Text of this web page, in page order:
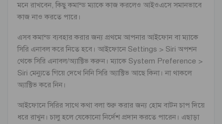
মনে রাখবেন, কিছু কমান্ড ম্যাকে কাজ করলেও আইওএসে সমানভাবে
কাজ নাও করতে পারে।
এসব কমান্ড ব্যবহার করার জন্য প্রথমে আপনার আইফোন বা ম্যাকে
সিরি এনাবল করে নিতে হবে। আইফোনে Settings > Siri অপশন
থেকে সিরি এনাবল/অ্যাক্টিভ করুন। ম্যাকে System Preference >
Siri মেন্যুতে গিয়ে দেখে নিনি সিরি অ্যাক্টিভ আছে কিনা। না থাকলে
অ্যাক্টিভ করে নিন।
আইফোনে সিরির সাথে কথা বলা শুরু করার জন্য হোম বাটন চাপ দিয়ে
ধরে রাখুন। চালু হলে যেকোনো নির্দেশ প্রদান করতে পারেন। এছাড়া